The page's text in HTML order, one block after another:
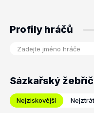
Profily hráčů
Sázkařský
Nejziskovější